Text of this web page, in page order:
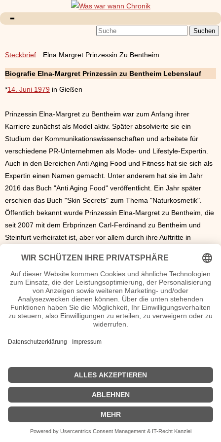
Steckbrief Elna Margret Prinzessin Zu Bentheim
Biografie Elna-Margret Prinzessin zu Bentheim Lebenslauf
*14. Juni 1979 in Gießen
Prinzessin Elna-Margret zu Bentheim war zum Anfang ihrer
Karriere zunächst als Model aktiv. Später absolvierte sie ein
Studium der Kommunikationswissenschaften und arbeitete für
verschiedene PR-Unternehmen als Mode- und Lifestyle-Expertin.
Auch in den Bereichen Anti Aging Food und Fitness hat sie sich als
Expertin einen Namen gemacht. Unter anderem hat sie im Jahr
2016 das Buch "Anti Aging Food" veröffentlicht. Ein Jahr später
erschien das Buch "Skin Secrets" zum Thema "Naturkosmetik".
Öffentlich bekannt wurde Prinzessin Elna-Margret zu Bentheim, die
seit 2007 mit dem Erbprinzen Carl-Ferdinand zu Bentheim und
Steinfurt verheiratet ist, aber vor allem durch ihre Auftritte in
Mutter seit einigen Jahren als Mode-Korrespondentin beim
Shopping-Sender QVC und als Co.-Moderatorin für das TV Format
"Traut euch! In 12 Stunden zum Altar" bei RTL2 zu erleben.
Elna-Margret Prinzessin zu Bentheim Wiki, Herkunft, Geburtstag,
n.n.v. - Die offizielle Elna-Margret Prinzessin zu Bentheim
Sendungen Elna-Margret Prinzessin zu Bentheim Filme